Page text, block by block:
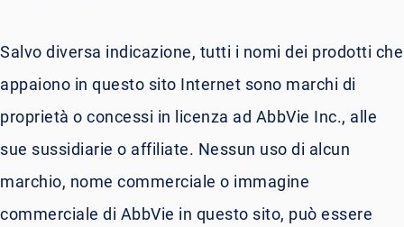
Salvo diversa indicazione, tutti i nomi dei prodotti che
appaiono in questo sito Internet sono marchi di
proprietà o concessi in licenza ad AbbVie Inc., alle
sue sussidiarie o affiliate. Nessun uso di alcun
marchio, nome commerciale o immagine
commerciale di AbbVie in questo sito, può essere